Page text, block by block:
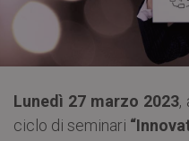
Lunedì 27 marzo 2023,
ciclo di seminari